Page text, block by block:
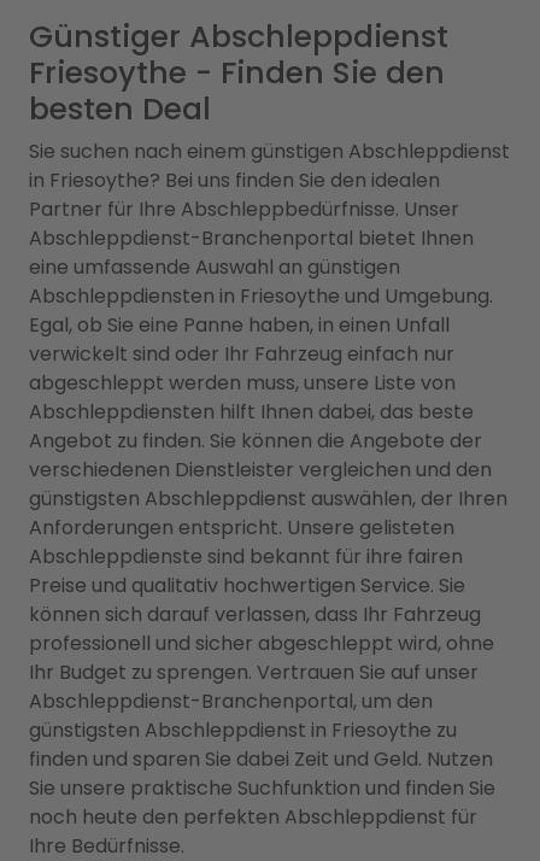
Günstiger Abschleppdienst
Friesoythe - Finden Sie den
besten Deal
Sie suchen nach einem günstigen Abschleppdienst
in Friesoythe? Bei uns finden Sie den idealen
Partner für Ihre Abschleppbedürfnisse. Unser
Abschleppdienst-Branchenportal bietet Ihnen
eine umfassende Auswahl an günstigen
Abschleppdiensten in Friesoythe und Umgebung.
Egal, ob Sie eine Panne haben, in einen Unfall
verwickelt sind oder Ihr Fahrzeug einfach nur
abgeschleppt werden muss, unsere Liste von
Abschleppdiensten hilft Ihnen dabei, das beste
Angebot zu finden. Sie können die Angebote der
verschiedenen Dienstleister vergleichen und den
günstigsten Abschleppdienst auswählen, der Ihren
Anforderungen entspricht. Unsere gelisteten
Abschleppdienste sind bekannt für ihre fairen
Preise und qualitativ hochwertigen Service. Sie
können sich darauf verlassen, dass Ihr Fahrzeug
professionell und sicher abgeschleppt wird, ohne
Ihr Budget zu sprengen. Vertrauen Sie auf unser
Abschleppdienst-Branchenportal, um den
günstigsten Abschleppdienst in Friesoythe zu
finden und sparen Sie dabei Zeit und Geld. Nutzen
Sie unsere praktische Suchfunktion und finden Sie
noch heute den perfekten Abschleppdienst für
Ihre Bedürfnisse.